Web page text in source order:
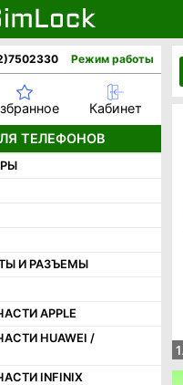
Режим работы
Кабинет
ТЕЛЕФОНОВ
И РАЗЪЕМЫ
APPLE
HUAWEI /
INFINIX